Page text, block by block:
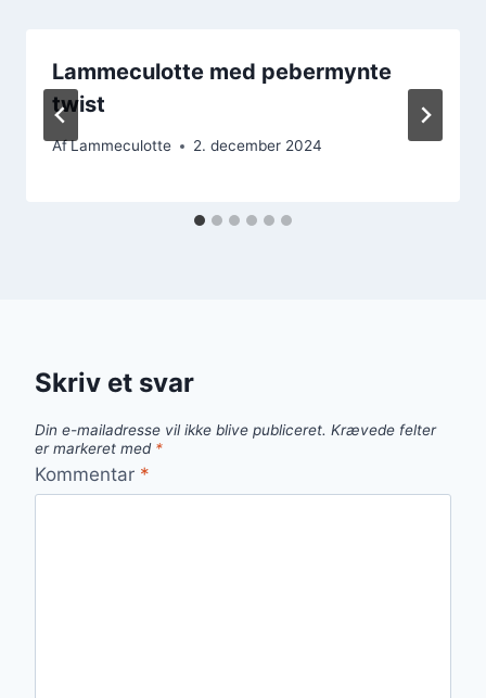
Lammeculotte med pebermynte
twist
AfLammeculotte 2. december 2024
Skriv et svar
Din e-mailadresse vil ikke blive publiceret. Krævede felter
er markeret med *
Kommentar *